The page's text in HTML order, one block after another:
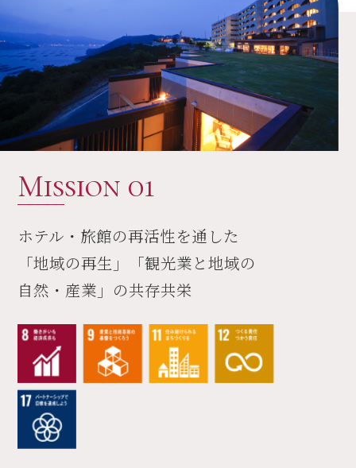
Mission 01
ホテル・旅館の再活性を通した
「地域の再生」「観光業と地域の
自然・産業」の共存共栄